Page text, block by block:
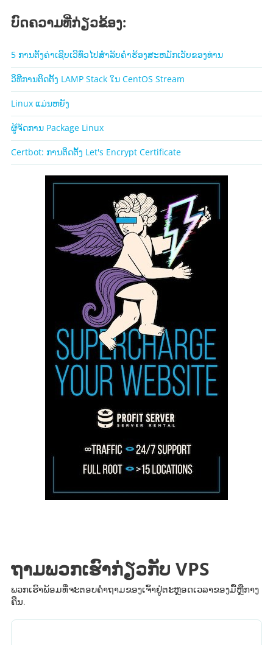
ບົດຄວາມທີ່ກ່ຽວຂ້ອງ:
5 ການຕັ້ງຄ່າເຊີບເວີທົ່ວໄປສໍາລັບຄໍາຮ້ອງສະຫມັກເວັບຂອງທ່ານ
ວິທີການຕິດຕັ້ງ LAMP Stack ໃນ CentOS Stream
Linux ແມ່ນຫຍັງ
ຜູ້ຈັດການ Package Linux
Certbot: ການຕິດຕັ້ງ Let's Encrypt Certificate
ຖາມພວກເຮົາກ່ຽວກັບ VPS
ພວກເຮົາພ້ອມທີ່ຈະຕອບຄໍາຖາມຂອງເຈົ້າຢູ່ຕະຫຼອດເວລາຂອງມື້ຫຼືກາງ
ຄືນ.